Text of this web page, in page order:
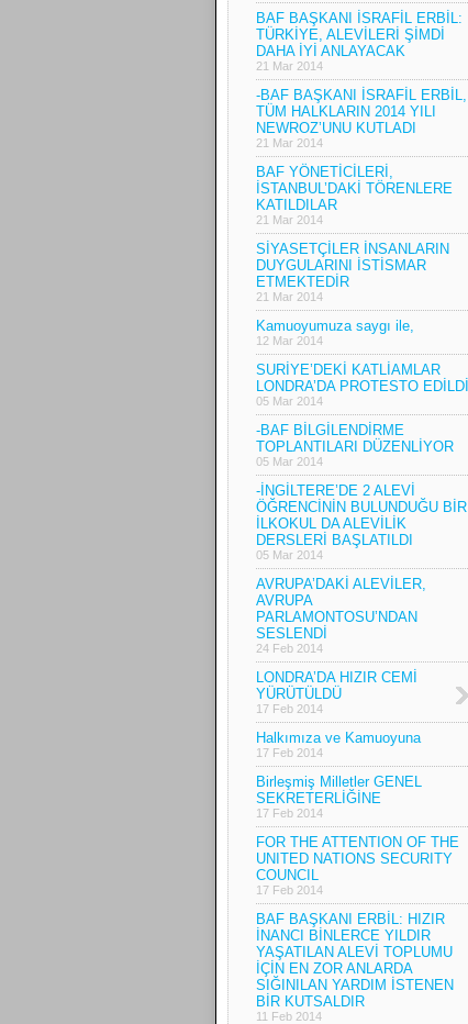
BAF BAŞKANI İSRAFİL ERBİL:
TÜRKİYE, ALEVİLERİ ŞİMDİ
DAHA İYİ ANLAYACAK
21 Mar 2014
-BAF BAŞKANI İSRAFİL ERBİL,
TÜM HALKLARIN 2014 YILI
NEWROZ’UNU KUTLADI
21 Mar 2014
BAF YÖNETİCİLERİ,
İSTANBUL’DAKİ TÖRENLERE
KATILDILAR
21 Mar 2014
SİYASETÇİLER İNSANLARIN
DUYGULARINI İSTİSMAR
ETMEKTEDİR
21 Mar 2014
Kamuoyumuza saygı ile,
12 Mar 2014
SURİYE’DEKİ KATLİAMLAR
LONDRA’DA PROTESTO EDİLDİ
05 Mar 2014
-BAF BİLGİLENDİRME
TOPLANTILARI DÜZENLİYOR
05 Mar 2014
-İNGİLTERE’DE 2 ALEVİ
ÖĞRENCİNİN BULUNDUĞU BİR
İLKOKUL DA ALEVİLİK
DERSLERİ BAŞLATILDI
05 Mar 2014
AVRUPA’DAKİ ALEVİLER,
AVRUPA
PARLAMONTOSU’NDAN
SESLENDİ
24 Feb 2014
LONDRA’DA HIZIR CEMİ
YÜRÜTÜLDÜ
17 Feb 2014
Halkımıza ve Kamuoyuna
17 Feb 2014
Birleşmiş Milletler GENEL
SEKRETERLİĞİNE
17 Feb 2014
FOR THE ATTENTION OF THE
UNITED NATIONS SECURITY
COUNCIL
17 Feb 2014
BAF BAŞKANI ERBİL: HIZIR
İNANCI BİNLERCE YILDIR
YAŞATILAN ALEVİ TOPLUMU
İÇİN EN ZOR ANLARDA
SIĞINILAN YARDIM İSTENEN
BİR KUTSALDIR
11 Feb 2014